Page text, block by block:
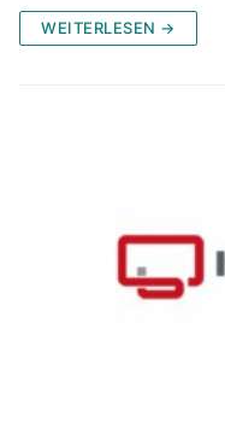
WEITERLESEN →